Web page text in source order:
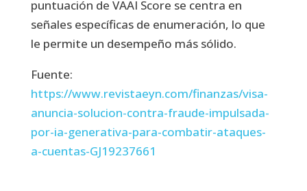
puntuación de VAAI Score se centra en
señales específicas de enumeración, lo que
le permite un desempeño más sólido.
Fuente:
https://www.revistaeyn.com/finanzas/visa-
anuncia-solucion-contra-fraude-impulsada-
por-ia-generativa-para-combatir-ataques-
a-cuentas-GJ19237661